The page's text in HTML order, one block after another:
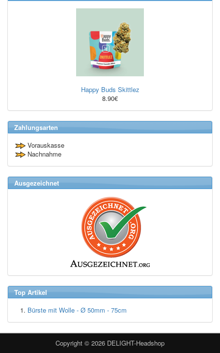
Happy Buds Skittlez
8.90€
Zahlungsarten
Vorauskasse
Nachnahme
Ausgezeichnet
Top Artikel
Bürste mit Wolle - Ø 50mm - 75cm
Copyright © 2026 DELIGHT-Headshop